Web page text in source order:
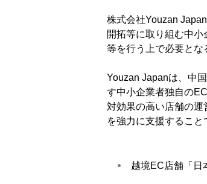
株式会社Youzan
開拓等に取り組む中
等を行う上で必要とな
Youzan Japanは、中
す中小企業者独自の
対効果の高い店舗の
を強力に支援すること
越境EC店舗「日